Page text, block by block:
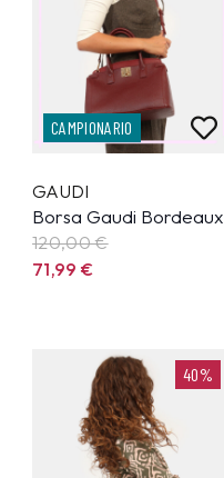
CAMPIONARIO
GAUDI
Borsa Gaudi Bordeaux
120,00 €
71,99€
40%